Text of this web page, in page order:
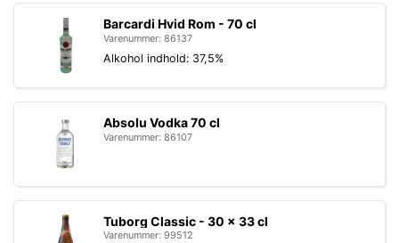
Barcardi Hvid Rom - 70 cl
Varenummer: 86137
Alkohol indhold: 37,5%
Absolu Vodka 70 cl
Varenummer: 86107
Tuborg Classic - 30 x 33 cl
Varenummer: 99512